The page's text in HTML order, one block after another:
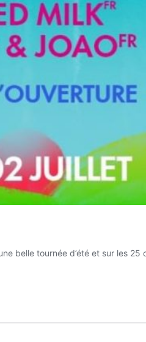
belle tournée d’été et sur les 25